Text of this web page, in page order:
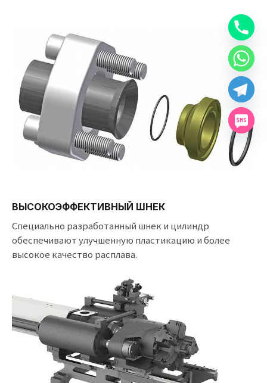
ВЫСОКОЭФФЕКТИВНЫЙ ШНЕК
Специально разработанный шнек и цилиндр
обеспечивают улучшенную пластикацию и более
высокое качество расплава.